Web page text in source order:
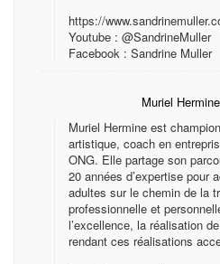
https://
Youtube : @SandrineMuller
Facebook : Sandrine Muller
Muriel Hermine
Muriel Hermine est
artistique, coach en
ONG. Elle partage son
20 années d’expertise pour
adultes sur le chemin de la
professionnelle et
l’excellence, la réalisation
rendant ces réalisations